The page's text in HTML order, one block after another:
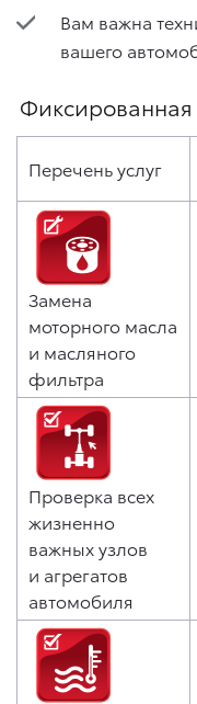
Вам важна
вашего
Фиксированная
Перечень услуг
Замена
моторного масла
и масляного
фильтра
Проверка всех
жизненно
важных узлов
и агрегатов
автомобиля